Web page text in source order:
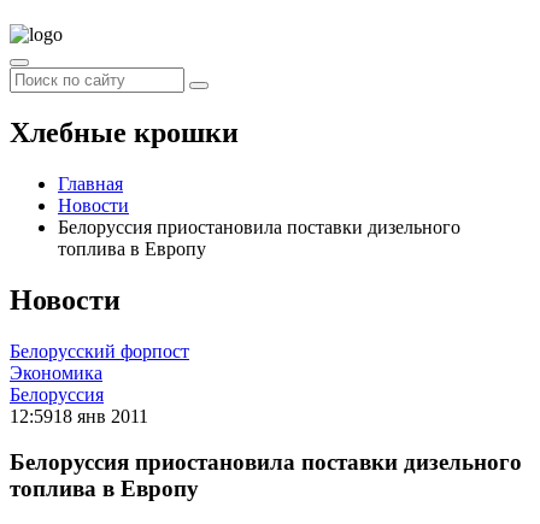
Хлебные крошки
Главная
Новости
Белоруссия приостановила поставки дизельного
топлива в Европу
Новости
Белорусский форпост
Экономика
Белоруссия
12:5918 янв 2011
Белоруссия приостановила поставки дизельного
топлива в Европу